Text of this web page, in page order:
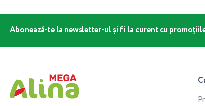
Abonează-te la newsletter-ul și fii la curent cu